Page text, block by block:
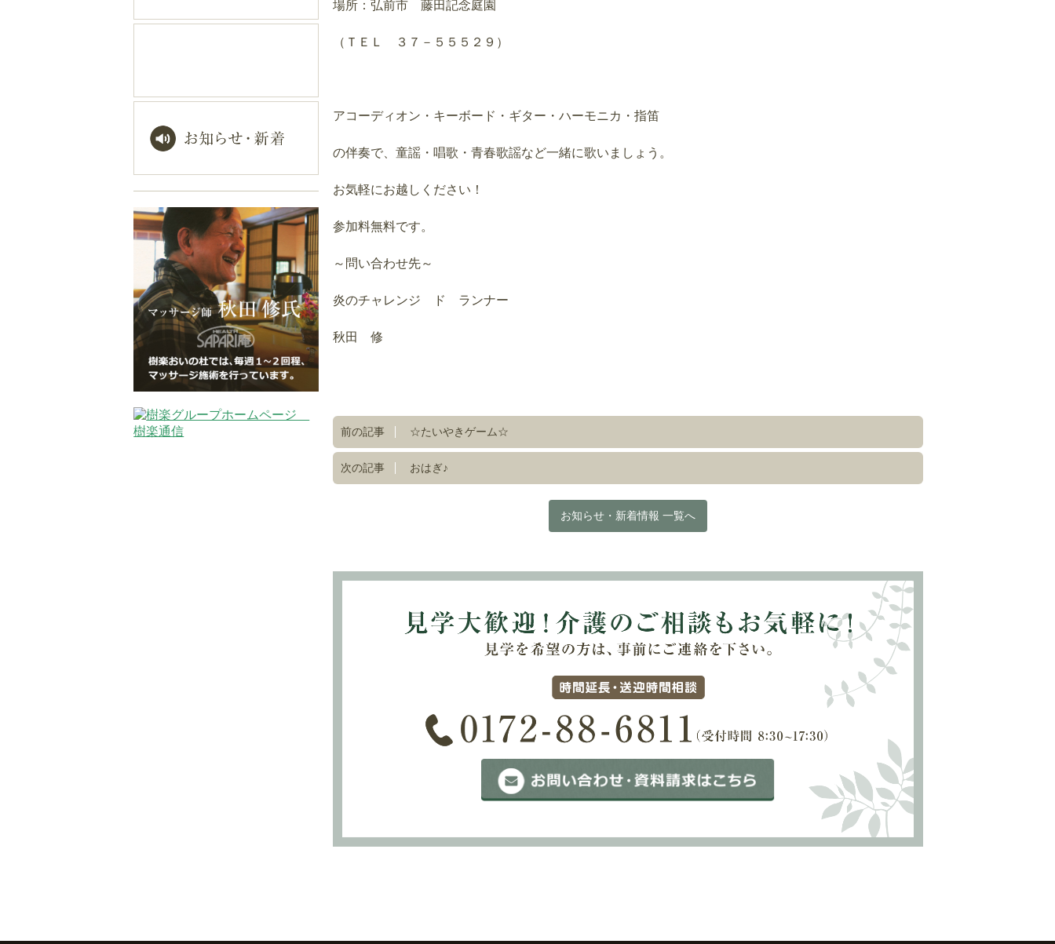
場所：弘前市 藤田記念庭園
（ＴＥＬ ３７－５５５２９）
アコーディオン・キーボード・ギター・ハーモニカ・指笛
の伴奏で、童謡・唱歌・青春歌謡など一緒に歌いましょう。
お気軽にお越しください！
参加料無料です。
～問い合わせ先～
炎のチャレンジ ド ランナー
秋田 修
前の記事 ☆たいやきゲーム☆
次の記事 おはぎ♪
お知らせ・新着情報 一覧へ